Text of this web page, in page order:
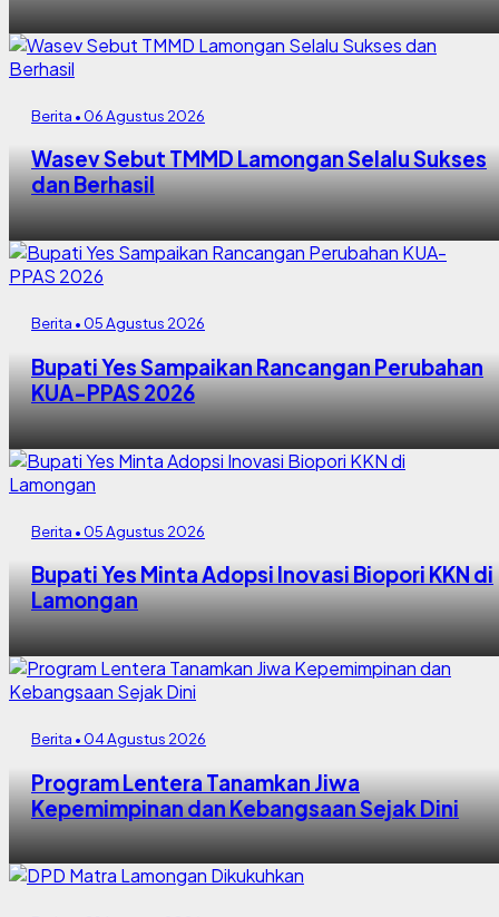
Berita • 06 Agustus 2026
Wasev Sebut TMMD Lamongan Selalu Sukses
dan Berhasil
Berita • 05 Agustus 2026
Bupati Yes Sampaikan Rancangan Perubahan
KUA-PPAS 2026
Berita • 05 Agustus 2026
Bupati Yes Minta Adopsi Inovasi Biopori KKN di
Lamongan
Berita • 04 Agustus 2026
Program Lentera Tanamkan Jiwa
Kepemimpinan dan Kebangsaan Sejak Dini